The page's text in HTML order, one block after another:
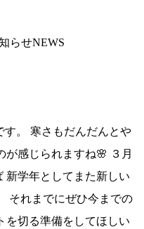
らせNEWS
。 寒さもだんだんとや
感じられますね🌸 ３月
新学年としてまた新しい
それまでにぜひ今までの
を切る準備をしてほしい